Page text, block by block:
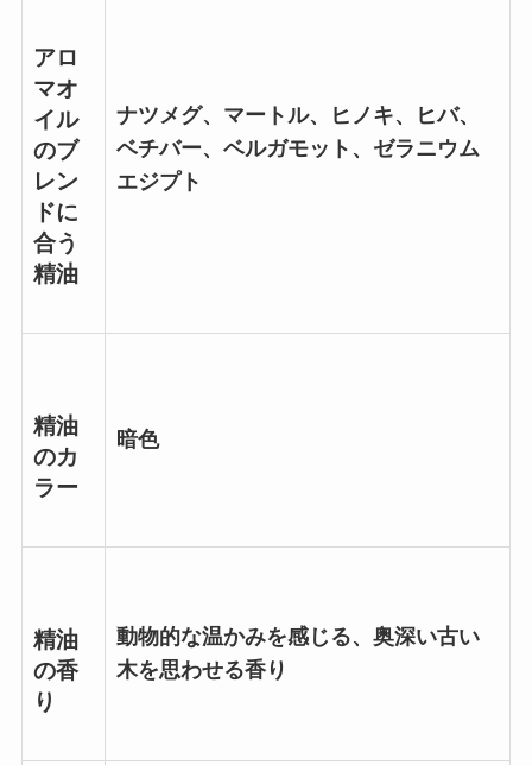
アロ
マオ
イル
のブ
レン
ドに
合う
精油
ナツメグ、マートル、ヒノキ、ヒバ、
ベチバー、ベルガモット、ゼラニウム
エジプト
精油
のカ
ラー
暗色
精油
の香
り
動物的な温かみを感じる、奥深い古い
木を思わせる香り